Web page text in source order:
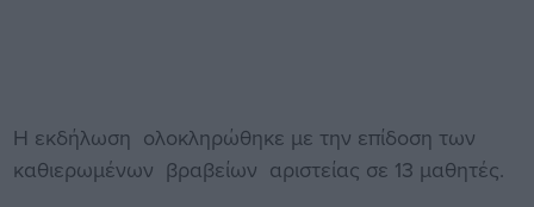
Η εκδήλωση ολοκληρώθηκε με την επίδοση των
καθιερωμένων βραβείων αριστείας σε 13 μαθητές.